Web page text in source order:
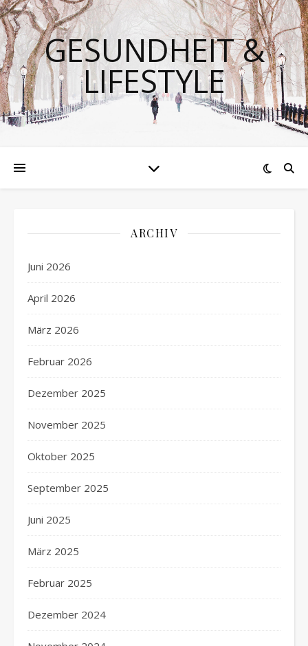
GESUNDHEIT &
LIFESTYLE
ARCHIV
Juni 2026
April 2026
März 2026
Februar 2026
Dezember 2025
November 2025
Oktober 2025
September 2025
Juni 2025
März 2025
Februar 2025
Dezember 2024